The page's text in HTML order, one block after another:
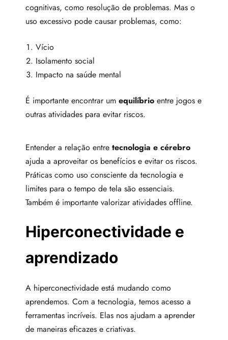
cognitivas, como resolução de problemas. Mas o
uso excessivo pode causar problemas, como:
Vício
Isolamento social
Impacto na saúde mental
É importante encontrar um equilíbrio entre jogos e
outras atividades para evitar riscos.
Entender a relação entre tecnologia e cérebro
ajuda a aproveitar os benefícios e evitar os riscos.
Práticas como uso consciente da tecnologia e
limites para o tempo de tela são essenciais.
Também é importante valorizar atividades offline.
Hiperconectividade e
aprendizado
A hiperconectividade está mudando como
aprendemos. Com a tecnologia, temos acesso a
ferramentas incríveis. Elas nos ajudam a aprender
de maneiras eficazes e criativas.